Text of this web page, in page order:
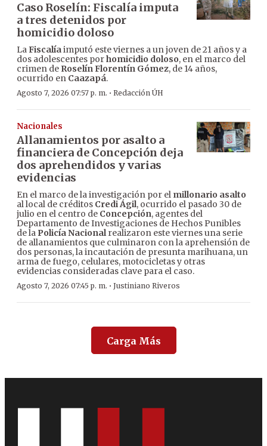
Caso Roselín: Fiscalía imputa
a tres detenidos por
homicidio doloso
LaFiscalíaimputó este viernes a un joven de 21 años y a
dos adolescentes porhomicidio doloso, en el marco del
crimen de Roselín Florentín Gómez, de 14 años,
ocurrido en Caazapá.
Agosto 7, 2026 07:57 p. m. · Redacción ÚH
Nacionales
Allanamientos por asalto a
financiera de Concepción deja
dos aprehendidos y varias
evidencias
En el marco de la investigación por el millonario asalto
al local de créditos Credi Ágil, ocurrido el pasado 30 de
julio en el centro de Concepción, agentes del
Departamento de Investigaciones de Hechos Punibles
de la Policía Nacionalrealizaron este viernes una serie
de allanamientos que culminaron con la aprehensión de
dos personas, la incautación de presunta marihuana, un
arma de fuego, celulares, motocicletas y otras
evidencias consideradas clave para el caso.
Agosto 7, 2026 07:45 p. m. · Justiniano Riveros
Carga Más